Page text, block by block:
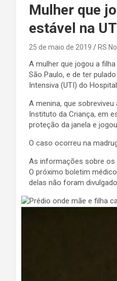
Mulher que
estável na
25 de maio de 2019 RS
A mulher que jogou a
São Paulo, e de ter
Intensiva (UTI) do
A menina, que
Instituto da Criança, em
proteção da janela e
O caso ocorreu na
As informações sobre os
O próximo boletim
delas não foram